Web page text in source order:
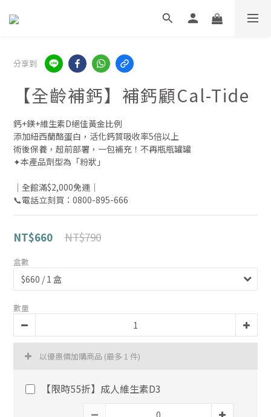
分享到
【全齡補鈣】補鈣顧Cal-Tide
鈣+鎂+維生素D絕佳黃金比例
添加紐西蘭酪蛋白，活化鈣質吸收率5倍以上
術後保養，超前部署，一包補充！不再瓶瓶罐罐
✦本產品劑型為「粉狀」
｜全館滿$2,000免運｜
📞電話立刻買：0800-895-666
NT$790
NT$660
盒數
數量
以優惠價加購商品 (最多 1 件)
【限時55折】成人維生素D3